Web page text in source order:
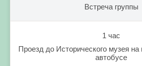
Встреча группы
1 час
Проезд до Исторического музея
автобусе